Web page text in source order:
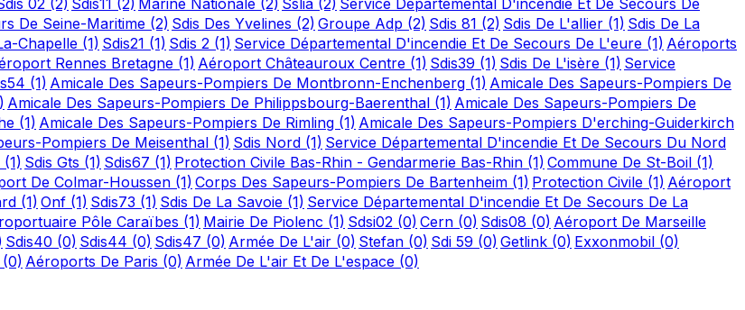
De Seine-Maritime (2) Sdis Des Yvelines (2) Groupe Adp (2) Sdis 81 (2) Sdis De L'allier (1) Sdis De La
Chapelle (1) Sdis21 (1) Sdis 2 (1) Service Départemental D'incendie Et De Secours De L'eure (1) Aéroports
Rennes Bretagne (1) Aéroport Châteauroux Centre (1) Sdis39 (1) Sdis De L'isère (1) Service
(1) Amicale Des Sapeurs-Pompiers De Montbronn-Enchenberg (1) Amicale Des Sapeurs-Pompiers De
Amicale Des Sapeurs-Pompiers De Philippsbourg-Baerenthal (1) Amicale Des Sapeurs-Pompiers De
(1) Amicale Des Sapeurs-Pompiers De Rimling (1) Amicale Des Sapeurs-Pompiers D'erching-Guiderkirch
Pompiers De Meisenthal (1) Sdis Nord (1) Service Départemental D'incendie Et De Secours Du Nord
(1) Sdis Gts (1) Sdis67 (1) Protection Civile Bas-Rhin - Gendarmerie Bas-Rhin (1) Commune De St-Boil (1)
De Colmar-Houssen (1) Corps Des Sapeurs-Pompiers De Bartenheim (1) Protection Civile (1) Aéroport
(1) Onf (1) Sdis73 (1) Sdis De La Savoie (1) Service Départemental D'incendie Et De Secours De La
Pôle Caraïbes (1) Mairie De Piolenc (1) Sdsi02 (0) Cern (0) Sdis08 (0) Aéroport De Marseille
Sdis40 (0) Sdis44 (0) Sdis47 (0) Armée De L'air (0) Stefan (0) Sdi 59 (0) Getlink (0) Exxonmobil (0)
(0) Aéroports De Paris (0) Armée De L'air Et De L'espace (0)